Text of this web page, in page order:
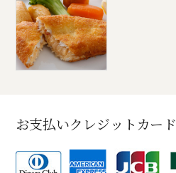
お支払いクレジットカード